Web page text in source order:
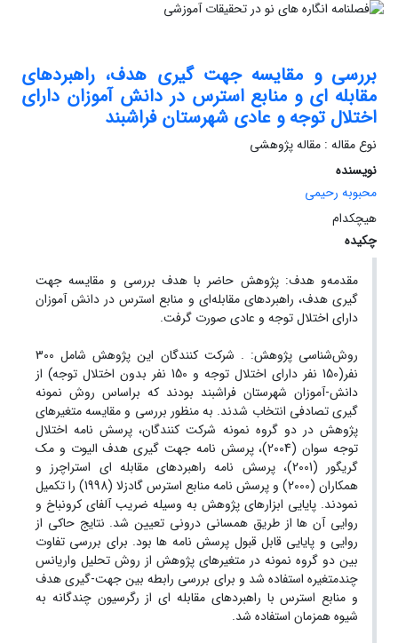
بررسی و مقایسه جهت گیری هدف، راهبردهای
مقابله ای و منابع استرس در دانش آموزان دارای
اختلال توجه و عادی شهرستان فراشبند
نوع مقاله : مقاله پژوهشی
نویسنده
محبوبه رحیمی
هیچکدام
چکیده
مقدمه‌و هدف: پژوهش حاضر با هدف بررسی و مقایسه جهت
گیری هدف، راهبردهای مقابله‌ای و منابع استرس در دانش آموزان
دارای اختلال توجه و عادی صورت گرفت.
روش‌شناسی پژوهش: . شرکت کنندگان این پژوهش شامل 300
نفر(150 نفر دارای اختلال توجه و 150 نفر بدون اختلال توجه) از
دانش-آموزان شهرستان فراشبند بودند که براساس روش نمونه
گیری تصادفی انتخاب شدند. به منظور بررسی و مقایسه متغیرهای
پژوهش در دو گروه نمونه شرکت کنندگان، پرسش نامه اختلال
توجه سوان (2004)، پرسش نامه جهت گیری هدف الیوت و مک
گریگور (2001)، پرسش نامه راهبردهای مقابله ای استراچرز و
همکاران (2000) و پرسش نامه منابع استرس گادزلا (1998) را تکمیل
نمودند. پایایی ابزارهای پژوهش به وسیله ضریب آلفای کرونباخ و
روایی آن ها از طریق همسانی درونی تعیین شد. نتایج حاکی از
روایی و پایایی قابل قبول پرسش نامه ها بود. برای بررسی تفاوت
بین دو گروه نمونه در متغیرهای پژوهش از روش تحلیل واریانس
چندمتغیره استفاده شد و برای بررسی رابطه بین جهت-گیری هدف
و منابع استرس با راهبردهای مقابله ای از رگرسیون چندگانه به
شیوه همزمان استفاده شد.